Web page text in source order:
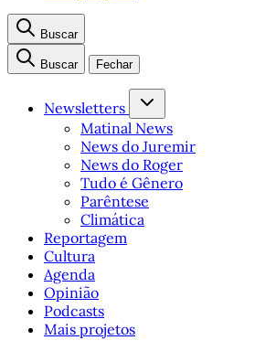
Buscar
Buscar Fechar
Newsletters
Matinal News
News do Juremir
News do Roger
Tudo é Gênero
Parêntese
Climática
Reportagem
Cultura
Agenda
Opinião
Podcasts
Mais projetos